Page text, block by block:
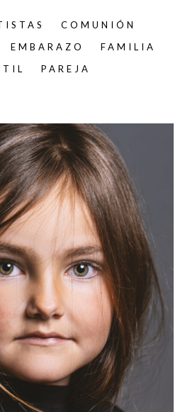
COMUNIÓN
EMBARAZO
FAMILIA
PAREJA